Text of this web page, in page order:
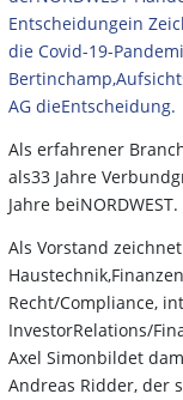
Entscheidungein
die Covid-19-
AG dieEntscheidung.
Als erfahrener
als33 Jahre
Jahre beiNORDWEST.
Als Vorstand
Recht/Compliance,
InvestorRelations/
Axel Simonbildet
Andreas Ridder, der